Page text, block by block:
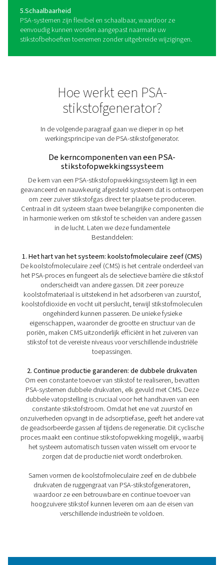
De voordelen van PSA-
stikstofgeneratoren
PSA (Pressure Swing Adsorption)
stikstofopwekkingstechnologie biedt verschillende
voordelen voor de stikstofproductie op locatie:
1. Hoge zuiverheid
wat essentieel is voor gevoelige toepassingen in
zoals farmaceutica, elektronica en voedselverpakking.
2. Aanpasbare zuiverheid
In tegenstelling tot andere methoden maakt PSA een
nauwkeurige controle van de stikstofzuiverheid
u alleen de energie en middelen gebruikt die nodig zijn
specifieke behoeften.
3. Betrouwbaar en onderhoudsarm
PSA-systemen zijn gebouwd met duurzame
bieden een betrouwbare werking met minimale
lagere onderhoudskosten.
Door stikstof te produceren met de vereiste zuiverheid